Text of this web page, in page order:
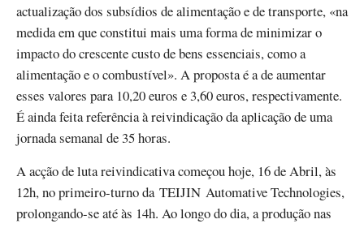
actualização dos subsídios de alimentação e de transporte, «na
medida em que constitui mais uma forma de minimizar o
impacto do crescente custo de bens essenciais, como a
alimentação e o combustível». A proposta é a de aumentar
esses valores para 10,20 euros e 3,60 euros, respectivamente.
É ainda feita referência à reivindicação da aplicação de uma
jornada semanal de 35 horas.
A acção de luta reivindicativa começou hoje, 16 de Abril, às
12h, no primeiro-turno da TEIJIN Automative Technologies,
prolongando-se até às 14h. Ao longo do dia, a produção nas